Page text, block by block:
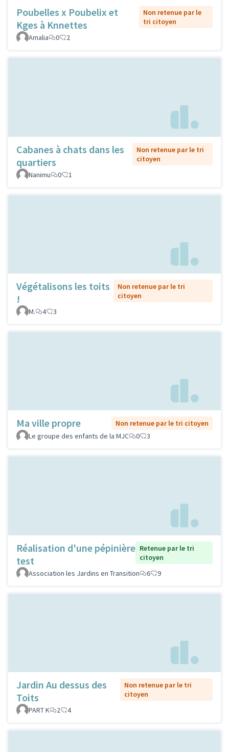
Poubelles x Poubelix et
Kges à Knnettes
Non retenue par le
tri citoyen
Amalia
0 2
Cabanes à chats dans les
quartiers
Non retenue par le tri
citoyen
Nanimu
0 1
Végétalisons les toits
!
Non retenue par le tri
citoyen
M.
4 3
Ma ville propre
Non retenue par le tri citoyen
Le groupe des enfants de la MJC
0 3
Réalisation d'une pépinière
test
Retenue par le tri
citoyen
Association les Jardins en Transition
6 9
Jardin Au dessus des
Toits
Non retenue par le tri
citoyen
PART K
2 4